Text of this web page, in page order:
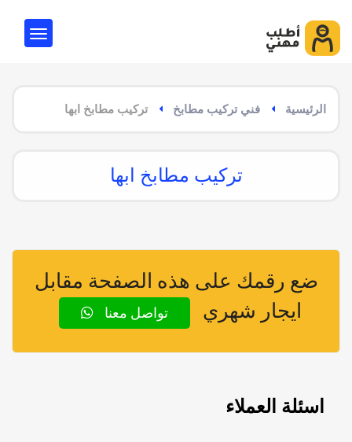
الرئيسية فني تركيب مطابخ تركيب مطابخ ابها
تركيب مطابخ ابها
ضع رقمك على هذه الصفحة مقابل
ايجار شهري
تواصل معنا
اسئلة العملاء